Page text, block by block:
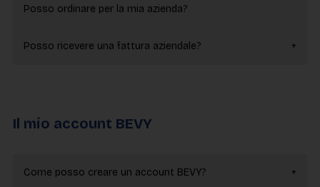
Posso ordinare per la mia azienda?
Posso ricevere una fattura aziendale?
Il mio account BEVY
Come posso creare un account BEVY?